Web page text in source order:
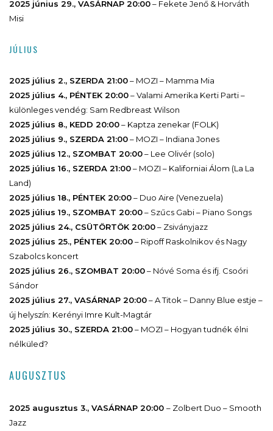
2025 június 29., VASÁRNAP 20:00– Fekete Jenő & Horváth
Misi
JÚLIUS
2025 július 2., SZERDA 21:00– MOZI – Mamma Mia
2025 július 4., PÉNTEK 20:00– Valami Amerika Kerti Parti –
különleges vendég: Sam Redbreast Wilson
2025 július 8., KEDD 20:00– Kaptza zenekar (FOLK)
2025 július 9., SZERDA 21:00– MOZI – Indiana Jones
2025 július 12., SZOMBAT 20:00– Lee Olivér (solo)
2025 július 16., SZERDA 21:00– MOZI – Kaliforniai Álom (La La
Land)
2025 július 18., PÉNTEK 20:00– Duo Aire (Venezuela)
2025 július 19., SZOMBAT 20:00– Szűcs Gabi – Piano Songs
2025 július 24., CSÜTÖRTÖK 20:00– Zsiványjazz
2025 július 25., PÉNTEK 20:00– Ripoff Raskolnikov és Nagy
Szabolcs koncert
2025 július 26., SZOMBAT 20:00– Nóvé Soma és ifj. Csoóri
Sándor
2025 július 27., VASÁRNAP 20:00– A Titok – Danny Blue estje –
új helyszín: Kerényi Imre Kult-Magtár
2025 július 30., SZERDA 21:00– MOZI – Hogyan tudnék élni
nélküled?
AUGUSZTUS
2025 augusztus 3., VASÁRNAP 20:00 – Zolbert Duo – Smooth
Jazz